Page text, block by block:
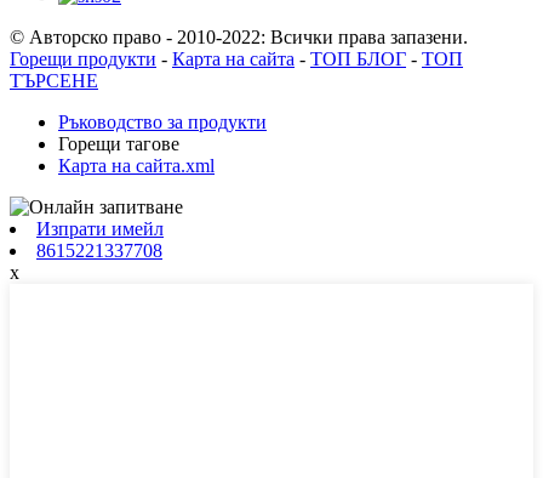
© Авторско право - 2010-2022: Всички права запазени.
Горещи продукти - Карта на сайта - ТОП БЛОГ - ТОП
ТЪРСЕНЕ
Ръководство за продукти
Горещи тагове
Карта на сайта.xml
Изпрати имейл
8615221337708
x